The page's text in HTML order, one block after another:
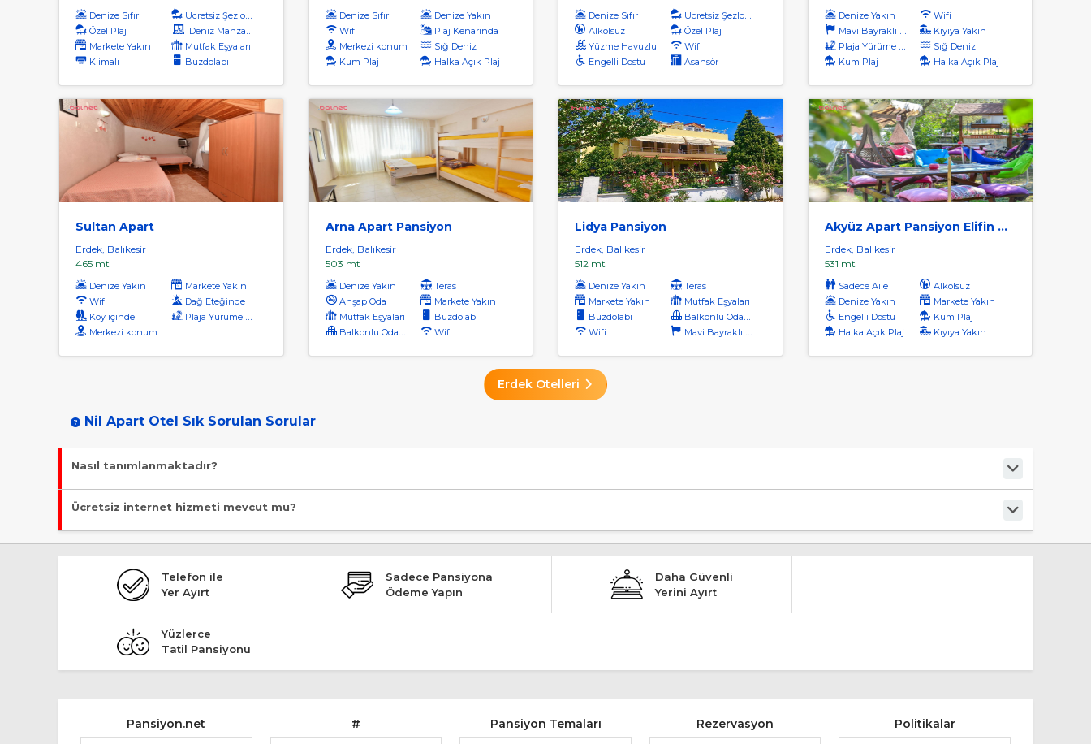
Denize Sıfır
Ücretsiz Şezlong
Özel Plaj
Deniz Manzaralı
Markete Yakın
Mutfak Eşyaları
Klimalı
Buzdolabı
Denize Sıfır
Denize Yakın
Wifi
Plaj Kenarında
Merkezi konum
Sığ Deniz
Kum Plaj
Halka Açık Plaj
Denize Sıfır
Ücretsiz Şezlong
Alkolsüz
Özel Plaj
Yüzme Havuzlu
Wifi
Engelli Dostu
Asansör
Denize Yakın
Wifi
Mavi Bayraklı Plaj
Kıyıya Yakın
Plaja Yürüme Mesafesi
Sığ Deniz
Kum Plaj
Halka Açık Plaj
Sultan Apart
Erdek, Balıkesir
465 mt
Denize Yakın
Markete Yakın
Wifi
Dağ Eteğinde
Köy içinde
Plaja Yürüme Mesafesi
Merkezi konum
Arna Apart Pansiyon
Erdek, Balıkesir
503 mt
Denize Yakın
Teras
Ahşap Oda
Markete Yakın
Mutfak Eşyaları
Buzdolabı
Balkonlu Odalar
Wifi
Lidya Pansiyon
Erdek, Balıkesir
512 mt
Denize Yakın
Teras
Markete Yakın
Mutfak Eşyaları
Buzdolabı
Balkonlu Odalar
Wifi
Mavi Bayraklı Plaj
Akyüz Apart Pansiyon Elifin Bahçesi
Erdek, Balıkesir
531 mt
Sadece Aile
Alkolsüz
Denize Yakın
Markete Yakın
Engelli Dostu
Kum Plaj
Halka Açık Plaj
Kıyıya Yakın
Erdek Otelleri
Nil Apart Otel Sık Sorulan Sorular
Nasıl tanımlanmaktadır?
Tesis Apart Otel statüsündedir. Öne çıkan özellikleri "Denize Sıfır, Ücretsiz Şezlong, Alkolsüz, Evcil Hayvan Kabul, Özel Plaj" şeklindedir.
Ücretsiz internet hizmeti mevcut mu?
Evet, ücretsiz internet hizmeti sunuluyor.
Telefon ile
Yer Ayırt
Sadece Pansiyona
Ödeme Yapın
Daha Güvenli
Yerini Ayırt
Yüzlerce
Tatil Pansiyonu
Pansiyon.net # Pansiyon Temaları Rezervasyon Politikalar